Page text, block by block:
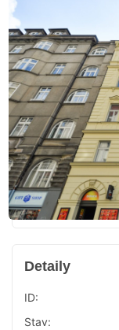
Detaily
ID:
Stav: